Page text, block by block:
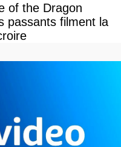
of the Dragon
passants filment la